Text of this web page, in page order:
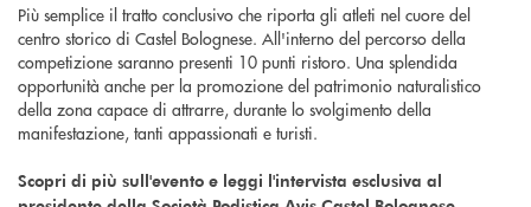
Più semplice il tratto conclusivo che riporta gli atleti nel cuore del
centro storico di Castel Bolognese. All'interno del percorso della
competizione saranno presenti 10 punti ristoro. Una splendida
opportunità anche per la promozione del patrimonio naturalistico
della zona capace di attrarre, durante lo svolgimento della
manifestazione, tanti appassionati e turisti.
Scopri di più sull'evento e leggi l'intervista esclusiva al